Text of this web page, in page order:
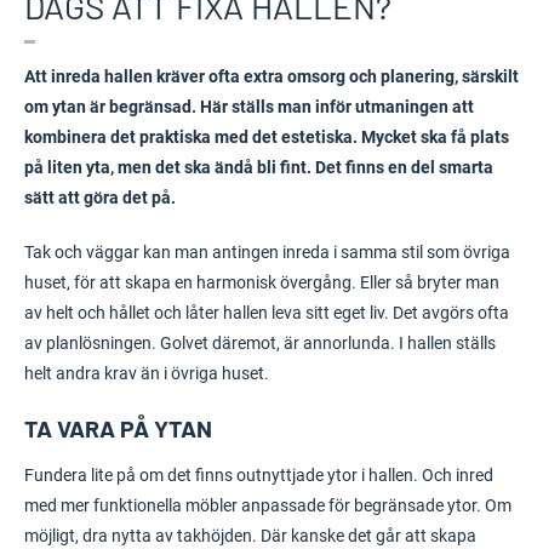
Att inreda hallen kräver ofta extra omsorg och planering, särskilt
om ytan är begränsad. Här ställs man inför utmaningen att
kombinera det praktiska med det estetiska. Mycket ska få plats
på liten yta, men det ska ändå bli fint. Det finns en del smarta
sätt att göra det på.
Tak och väggar kan man antingen inreda i samma stil som övriga
huset, för att skapa en harmonisk övergång. Eller så bryter man
av helt och hållet och låter hallen leva sitt eget liv. Det avgörs ofta
av planlösningen. Golvet däremot, är annorlunda. I hallen ställs
helt andra krav än i övriga huset.
TA VARA PÅ YTAN
Fundera lite på om det finns outnyttjade ytor i hallen. Och inred
med mer funktionella möbler anpassade för begränsade ytor. Om
möjligt, dra nytta av takhöjden. Där kanske det går att skapa